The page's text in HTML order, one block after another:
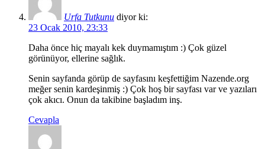
Urfa Tutkunu diyor ki:
23 Ocak 2010, 23:33
Daha önce hiç mayalı kek duymamıştım :) Çok güzel
görünüyor, ellerine sağlık.
Senin sayfanda görüp de sayfasını keşfettiğim Nazende.org
meğer senin kardeşinmiş :) Çok hoş bir sayfası var ve yazıları
çok akıcı. Onun da takibine başladım inş.
Cevapla